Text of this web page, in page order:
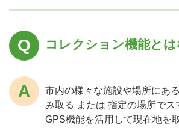
コレクション機能と
市内の様々な施設や場所にあ
み取る または 指定の場所でス
GPS機能を活用して現在地を